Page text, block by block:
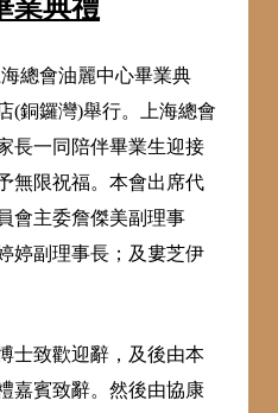
業典禮
總會油麗中心畢業典
(銅鑼灣)舉行。上海總會
長一同陪伴畢業生迎接
無限祝福。本會出席代
會主委詹傑美副理事
婷副理事長；及婁芝伊
士致歡迎辭，及後由本
嘉賓致辭。然後由協康